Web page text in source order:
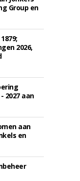
Group en
2026,
2027 aan
aan
en